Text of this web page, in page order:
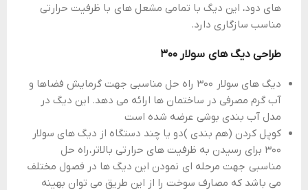
های دود، این دیگ با تمامی مشعل های با ظرفیت حرارتی
مناسب سازگاری دارد.
طراحی دیگ های سولار ۳۰۰
دیگ های سولار ۳۰۰ راه حل مناسبی جهت گرمایش فضاها و
آب گرم مصرفی در ساختمان ها ارائه می دهد. این دیگ در
مدل آب بندی بوشی عرضه شده است
کوپل کردن (هم بندی )دو یا چند دستگاه از دیگ های سولار
۳۰۰ برای رسیدن به ظرفیت های حرارتی بالاتر،راه حل
مناسبی جهت مرحله ای نمودن این دیگ ها در فصول مختلف
می باشد که مصارف سوخت را از این طریق می توان بهینه